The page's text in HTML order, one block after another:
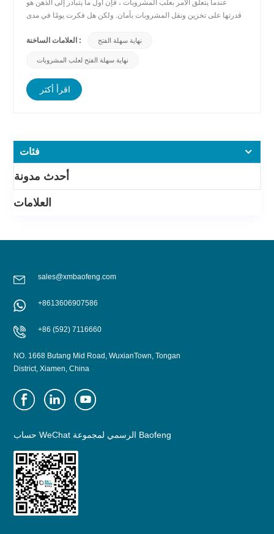
عندما يتعلق الأمر بعلب المشروبات ، فإن أول ما يتبادر إلى الذهن هو
قدرتها على تخزين ونقل المشروبات بأمان. ولكن هل فكرت يومًا في مدى
طريقة فتح العلبة يمكن أن تؤثر بشكل كبير على تجربة المستخدم. في
العلامات الساخنة : نهاية سهلة الفتح
نهاية سهلة الفتح لعلب المشروبات
اقرأ أكثر
فئات
أحدث مدونة
العلامات
sales@xmbaofeng.com
+8613606907586
+86 (592) 7116660
NO. 1668 Butang Mid Road, WuxianTown, Tongan
District, Xiamen, China
حساب WeChat الرسمي لمجموعة Baofeng